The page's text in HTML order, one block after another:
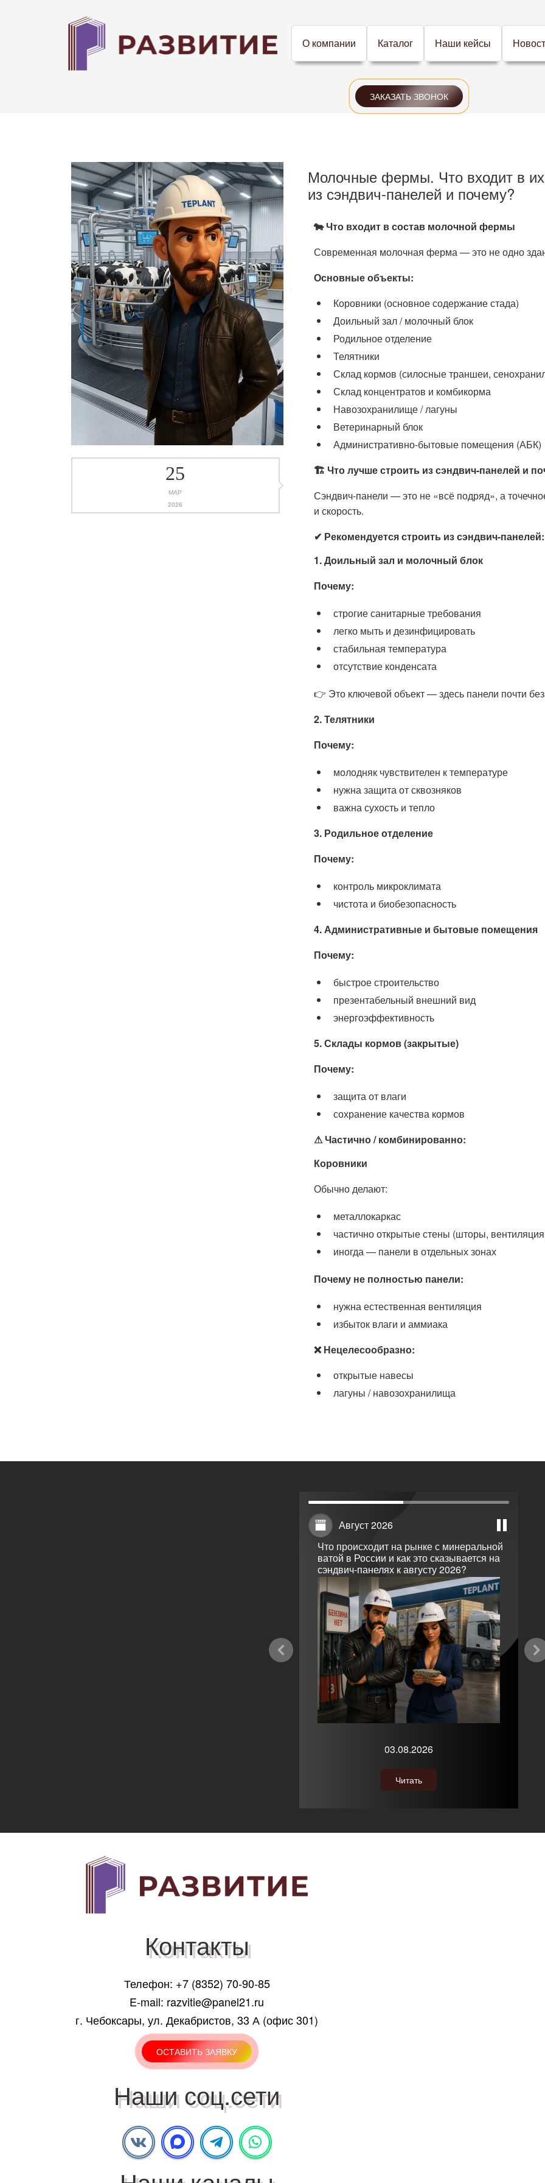
О компании Каталог Наши кейсы
ЗАКАЗАТЬ ЗВОНОК
25
МАР
2026
Молочные фермы. Что входит в их
из сэндвич-панелей и почему?
🐄 Что входит в состав молочной фермы
Современная молочная ферма — это не одно
Основные объекты:
Коровники (основное содержание стада)
Доильный зал / молочный блок
Родильное отделение
Телятники
Склад кормов (силосные траншеи,
Склад концентратов и комбикорма
Навозохранилище / лагуны
Ветеринарный блок
Административно-бытовые помещения (АБК)
🏗 Что лучше строить из сэндвич-панелей и
Сэндвич-панели — это не «всё подряд», а
и скорость.
✔ Рекомендуется строить из сэндвич-панелей:
1. Доильный зал и молочный блок
Почему:
строгие санитарные требования
легко мыть и дезинфицировать
стабильная температура
отсутствие конденсата
👉 Это ключевой объект — здесь панели почти
2. Телятники
Почему:
молодняк чувствителен к температуре
нужна защита от сквозняков
важна сухость и тепло
3. Родильное отделение
Почему:
контроль микроклимата
чистота и биобезопасность
4. Административные и бытовые помещения
Почему:
быстрое строительство
презентабельный внешний вид
энергоэффективность
5. Склады кормов (закрытые)
Почему:
защита от влаги
сохранение качества кормов
⚠ Частично / комбинированно:
Коровники
Обычно делают:
металлокаркас
частично открытые стены (шторы,
иногда — панели в отдельных зонах
Почему не полностью панели:
нужна естественная вентиляция
избыток влаги и аммиака
❌ Нецелесообразно:
открытые навесы
лагуны / навозохранилища
Что происходит на рынке с минеральной
ватой в России и как это сказывается на
сэндвич-панелях к августу 2026?
03.08.2026
Читать
Август 2026
Контакты
Телефон: +7 (8352) 70-90-85
E-mail: razvitie@panel21.ru
г. Чебоксары, ул. Декабристов, 33 А (офис 301)
ОСТАВИТЬ ЗАЯВКУ
Наши соц.сети